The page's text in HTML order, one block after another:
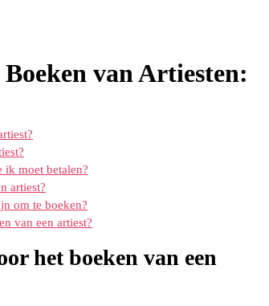
van Artiesten:
ik moet betalen?
artiest?
om te boeken?
van een artiest?
het boeken van een